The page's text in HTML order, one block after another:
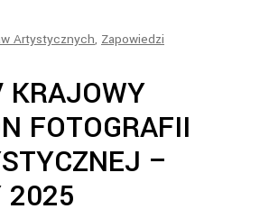
Artystycznych, Zapowiedzi
KRAJOWY
FOTOGRAFII
–
2025